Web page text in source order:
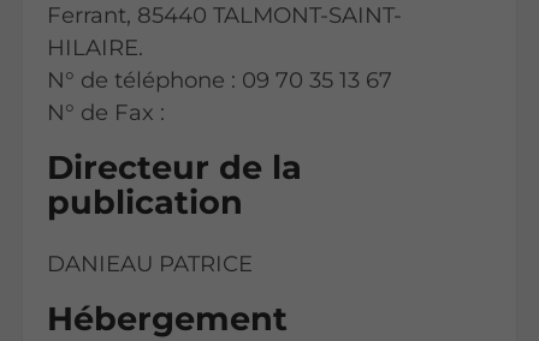
Ferrant, 85440 TALMONT-SAINT-
HILAIRE.
N° de téléphone : 09 70 35 13 67
N° de Fax :
Directeur de la
publication
DANIEAU PATRICE
Hébergement